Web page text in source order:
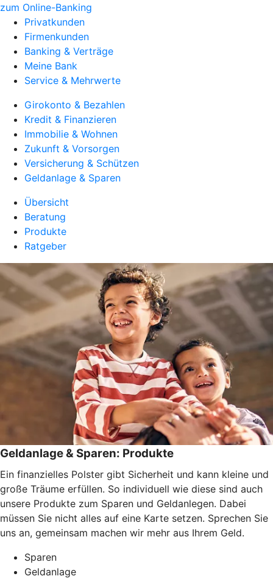
zum Online-Banking
Privatkunden
Firmenkunden
Banking & Verträge
Meine Bank
Service & Mehrwerte
Girokonto & Bezahlen
Kredit & Finanzieren
Immobilie & Wohnen
Zukunft & Vorsorgen
Versicherung & Schützen
Geldanlage & Sparen
Übersicht
Beratung
Produkte
Ratgeber
Geldanlage & Sparen: Produkte
Ein finanzielles Polster gibt Sicherheit und kann kleine und
große Träume erfüllen. So individuell wie diese sind auch
unsere Produkte zum Sparen und Geldanlegen. Dabei
müssen Sie nicht alles auf eine Karte setzen. Sprechen Sie
uns an, gemeinsam machen wir mehr aus Ihrem Geld.
Sparen
Geldanlage